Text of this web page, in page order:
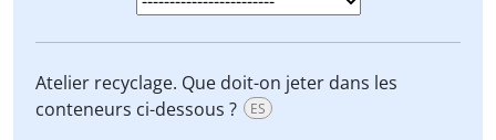
Atelier recyclage. Que doit-on jeter dans les
conteneurs ci-dessous ?
ES